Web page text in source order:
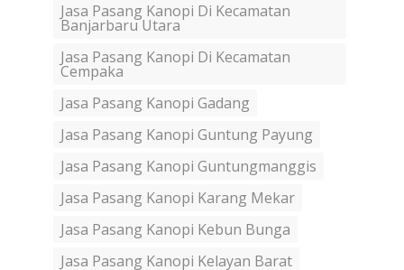
Jasa Pasang Kanopi Di Kecamatan
Banjarbaru Utara
Jasa Pasang Kanopi Di Kecamatan
Cempaka
Jasa Pasang Kanopi Gadang
Jasa Pasang Kanopi Guntung Payung
Jasa Pasang Kanopi Guntungmanggis
Jasa Pasang Kanopi Karang Mekar
Jasa Pasang Kanopi Kebun Bunga
Jasa Pasang Kanopi Kelayan Barat